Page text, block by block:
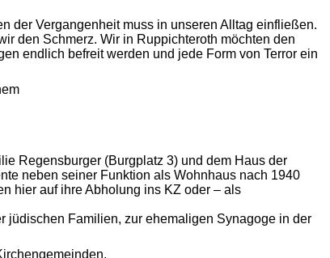
der Vergangenheit muss in unseren Alltag einfließen.
den Schmerz. Wir in Ruppichteroth möchten den
endlich befreit werden und jede Form von Terror ein
Regensburger (Burgplatz 3) und dem Haus der
neben seiner Funktion als Wohnhaus nach 1940
hier auf ihre Abholung ins KZ oder – als
jüdischen Familien, zur ehemaligen Synagoge in der